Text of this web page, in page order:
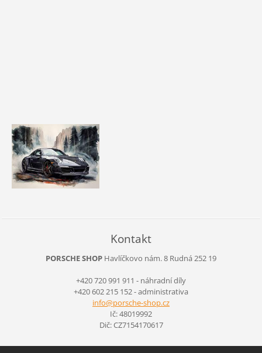
Kontakt
PORSCHE SHOP Havlíčkovo nám. 8 Rudná 252 19
+420 720 991 911 - náhradní díly
+420 602 215 152 - administrativa
info@porsche-shop.cz
Ič: 48019992
Dič: CZ7154170617